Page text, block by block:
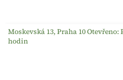
Moskevská 13, Praha 10 Otevřeno:
hodin